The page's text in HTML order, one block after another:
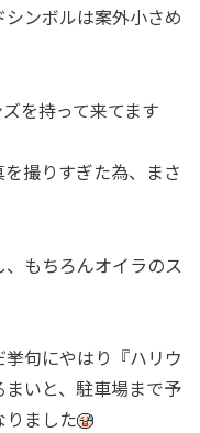
ンボルは案外小さめ
を持って来てます
撮りすぎた為、まさ
もちろんオイラのス
句にやはり『ハリウ
いと、駐車場まで予
ました